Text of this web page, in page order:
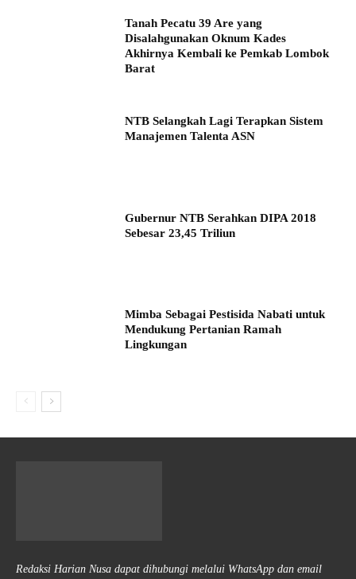
Tanah Pecatu 39 Are yang
Disalahgunakan Oknum Kades
Akhirnya Kembali ke Pemkab Lombok
Barat
NTB Selangkah Lagi Terapkan Sistem
Manajemen Talenta ASN
Gubernur NTB Serahkan DIPA 2018
Sebesar 23,45 Triliun
Mimba Sebagai Pestisida Nabati untuk
Mendukung Pertanian Ramah
Lingkungan
Redaksi Harian Nusa dapat dihubungi melalui WhatsApp dan email